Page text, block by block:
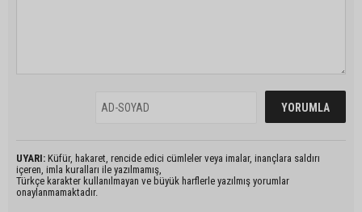
UYARI: Küfür, hakaret, rencide edici cümleler veya imalar, inançlara saldırı
içeren, imla kuralları ile yazılmamış,
Türkçe karakter kullanılmayan ve büyük harflerle yazılmış yorumlar
onaylanmamaktadır.